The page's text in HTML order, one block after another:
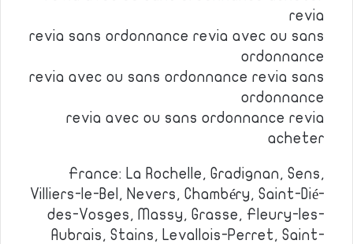
revia
revia sans ordonnance revia avec ou sans
ordonnance
revia avec ou sans ordonnance revia sans
ordonnance
revia avec ou sans ordonnance revia
acheter
France: La Rochelle, Gradignan, Sens,
Villiers-le-Bel, Nevers, Chambéry, Saint-Dié-
des-Vosges, Massy, Grasse, Fleury-les-
Aubrais, Stains, Levallois-Perret, Saint-